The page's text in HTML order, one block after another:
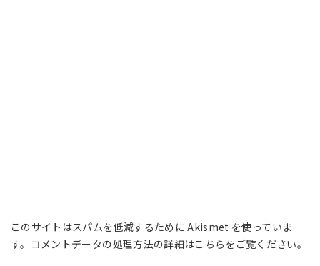
このサイトはスパムを低減するために Akismet を使っていま
す。 コメントデータの処理方法の詳細はこちらをご覧ください。